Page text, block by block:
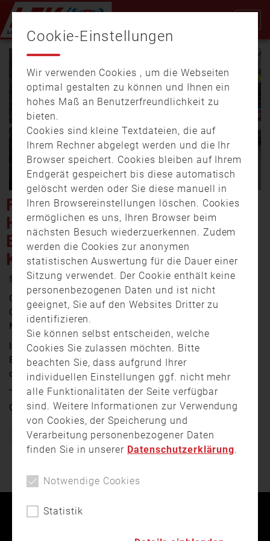
Video
FEUERWEHR MÜNCHEN
HATTE 2020 WENIGER
EINSÄTZE UND TROTZDEM
KEIN RUHIGES JAHR
26. März 2021 9:01
Großeinsätze, Tierrettungen und Maskenverteilung. Die
Coronakrise hat auch das Berufsleben unsere
Münchner Feuerwehr verändert.
Im vergangenen Jahr gab es 10 Prozent weniger
Einsätze als sonst. Langweilig ist den Einsatzkräften
deshalb aber ganz und gar nicht, das geht aus dem
Jahresbericht hervor.
Quelle:muenchen.tv
Bayern Feuerwehr München
Kontakt
Cookie-Einstellungen
Wir verwenden Cookies , um die Webseiten
optimal gestalten zu können und Ihnen ein
hohes Maß an Benutzerfreundlichkeit zu
bieten.
Cookies sind kleine Textdateien, die auf
Ihrem Rechner abgelegt werden und die Ihr
Browser speichert. Cookies bleiben auf Ihrem
Endgerät gespeichert bis diese automatisch
gelöscht werden oder Sie diese manuell in
Ihren Browsereinstellungen löschen. Cookies
ermöglichen es uns, Ihren Browser beim
nächsten Besuch wiederzuerkennen. Zudem
werden die Cookies zur anonymen
statistischen Auswertung für die Dauer einer
Sitzung verwendet. Der Cookie enthält keine
personenbezogenen Daten und ist nicht
geeignet, Sie auf den Websites Dritter zu
identifizieren.
Sie können selbst entscheiden, welche
Cookies Sie zulassen möchten. Bitte
beachten Sie, dass aufgrund Ihrer
individuellen Einstellungen ggf. nicht mehr
alle Funktionalitäten der Seite verfügbar
sind. Weitere Informationen zur Verwendung
von Cookies, der Speicherung und
Verarbeitung personenbezogener Daten
finden Sie in unserer Datenschutzerklärung.
Notwendige Cookies
Statistik